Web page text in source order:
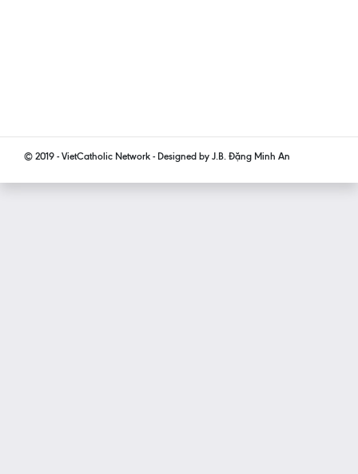
© 2019 - VietCatholic Network - Designed by J.B. Đặng Minh An